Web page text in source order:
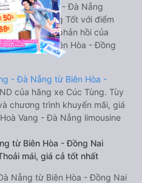
đi Hoà Vang - Đà Nẵng
có chất lượng Tốt với điểm
trên 9047 phản hồi của
Đà Nẵng từ Biên Hòa - Đồng
- Đà Nẵng từ Biên Hòa -
của hãng xe Cúc Tùng. Tùy
chương trình khuyến mãi, giá
Vang - Đà Nẵng limousine
từ Biên Hòa - Đồng Nai
mái, giá cả tốt nhất
Nẵng từ Biên Hòa - Đồng Nai